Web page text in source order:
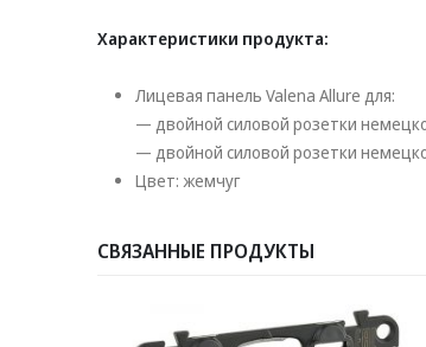
Характеристики продукта:
Лицевая панель Valena Allure для:
— двойной силовой розетки
— двойной силовой розетки
Цвет: жемчуг
СВЯЗАННЫЕ ПРОДУКТЫ